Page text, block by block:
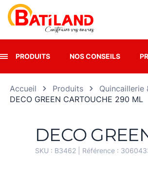
PRODUITS NOS CONSEILS
Accueil Produits Quincaillerie
DECO GREEN CARTOUCHE 290 ML
DECO
SKU : B3462 | Référence :
Panneau de gestion des cookies